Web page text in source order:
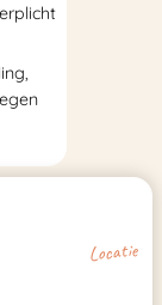
Locatie